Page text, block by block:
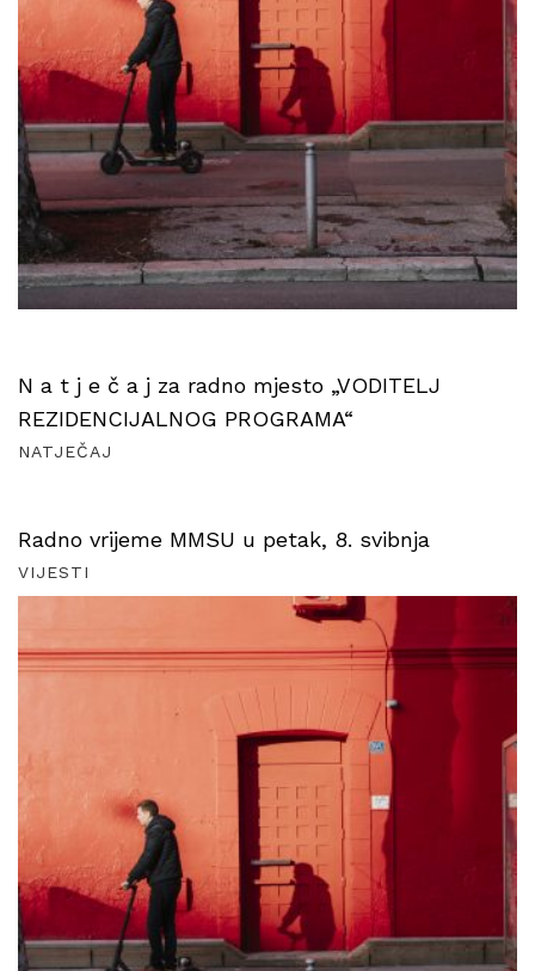
N a t j e č a j za radno mjesto „VODITELJ
REZIDENCIJALNOG PROGRAMA“
NATJEČAJ
Radno vrijeme MMSU u petak, 8. svibnja
VIJESTI